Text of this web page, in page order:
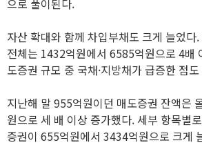
으로 풀이된다.
자산 확대와 함께 차입부채도 크게 늘었다
전체는 1432억원에서 6585억원으로 4배
도증권 규모 중 국채·지방채가 급증한 점
지난해 말 955억원이던 매도증권 잔액은
원으로 세 배 이상 증가했다. 세부 항목별
증권이 655억원에서 3434억원으로 크게